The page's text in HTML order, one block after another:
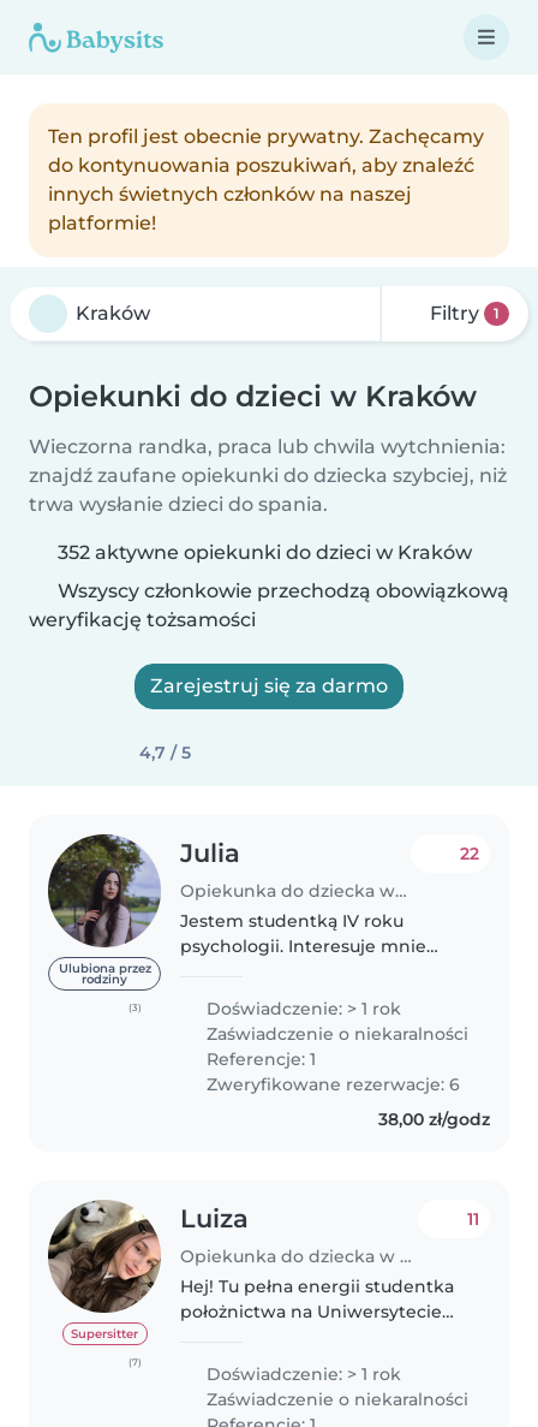
Ten profil jest obecnie prywatny. Zachęcamy
do kontynuowania poszukiwań, aby znaleźć
innych świetnych członków na naszej
platformie!
Filtry 1
Opiekunki do dzieci w Kraków
Wieczorna randka, praca lub chwila wytchnienia:
znajdź zaufane opiekunki do dziecka szybciej, niż
trwa wysłanie dzieci do spania.
352 aktywne opiekunki do dzieci w Kraków
Wszyscy członkowie przechodzą obowiązkową
weryfikację tożsamości
Zarejestruj się za darmo
4,7 / 5
Ulubiona przez
rodziny
(3)
Julia
Opiekunka do dziecka w Kraków
22
Jestem studentką IV roku
psychologii. Interesuje mnie
dziećmi oraz młodzieżą. Chętnie
wspomogę także w nauce
czytania, liczenia czy języków
obcych. Podążam..
Doświadczenie: > 1 rok
Zaświadczenie o niekaralności
Referencje: 1
Zweryfikowane rezerwacje: 6
38,00 zł/godz
Supersitter
(7)
Luiza
Opiekunka do dziecka w Kraków
11
Hej! Tu pełna energii studentka
położnictwa na Uniwersytecie
Opieka nad najmłodszymi to nie
tylko moje przyszłe zajęcie,..
Doświadczenie: > 1 rok
Zaświadczenie o niekaralności